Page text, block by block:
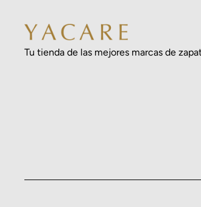
Tu tienda de las mejores marcas de